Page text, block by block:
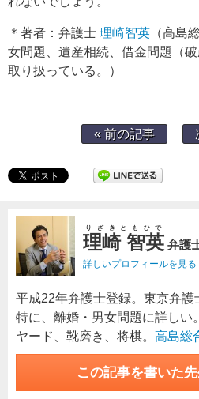
＊著者：弁護士 理崎智英 （高島
女問題、遺産相続、借金問題（
取り扱っている。）
« 前の記事
理崎 智英
りざきともひで
弁護
詳しいプロフィールを見る
平成22年弁護士登録。東京弁護
特に、離婚・男女問題に詳しい
ヤード、靴磨き、将棋。 高島総
この記事を書いた